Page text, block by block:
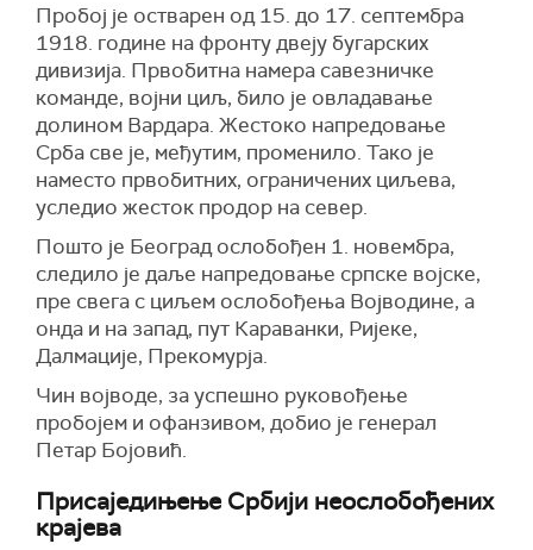
Пробој је остварен од 15. до 17. септембра
1918. године на фронту двеју бугарских
дивизија. Првобитна намера савезничке
команде, војни циљ, било је овладавање
долином Вардара. Жестоко напредовање
Срба све је, међутим, променило. Тако је
наместо првобитних, ограничених циљева,
уследио жесток продор на север.
Пошто је Београд ослобођен 1. новембра,
следило је даље напредовање српске војске,
пре свега с циљем ослобођења Војводине, а
онда и на запад, пут Караванки, Ријеке,
Далмације, Прекомурја.
Чин војводе, за успешно руковођење
пробојем и офанзивом, добио је генерал
Петар Бојовић.
Присаједињење Србији неослобођених
крајева